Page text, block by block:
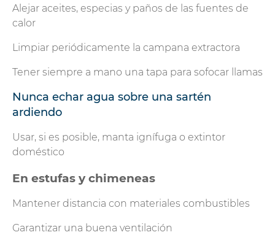
Alejar aceites, especias y paños de las fuentes de
calor
Limpiar periódicamente la campana extractora
Tener siempre a mano una tapa para sofocar llamas
Nunca echar agua sobre una sartén
ardiendo
Usar, si es posible, manta ignífuga o extintor
doméstico
En estufas y chimeneas
Mantener distancia con materiales combustibles
Garantizar una buena ventilación